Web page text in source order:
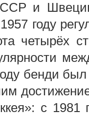
и
году
четырёх
бенди
с